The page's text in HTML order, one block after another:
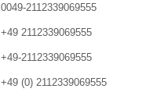
0049-2112339069555
+49 2112339069555
+49-2112339069555
+49 (0) 2112339069555